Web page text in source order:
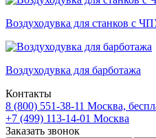
Воздуходувка для станков с
Воздуходувка для барботажа
Контакты
8 (800) 551-38-11 Москва,
+7 (499) 113-14-01 Москва
Заказать звонок